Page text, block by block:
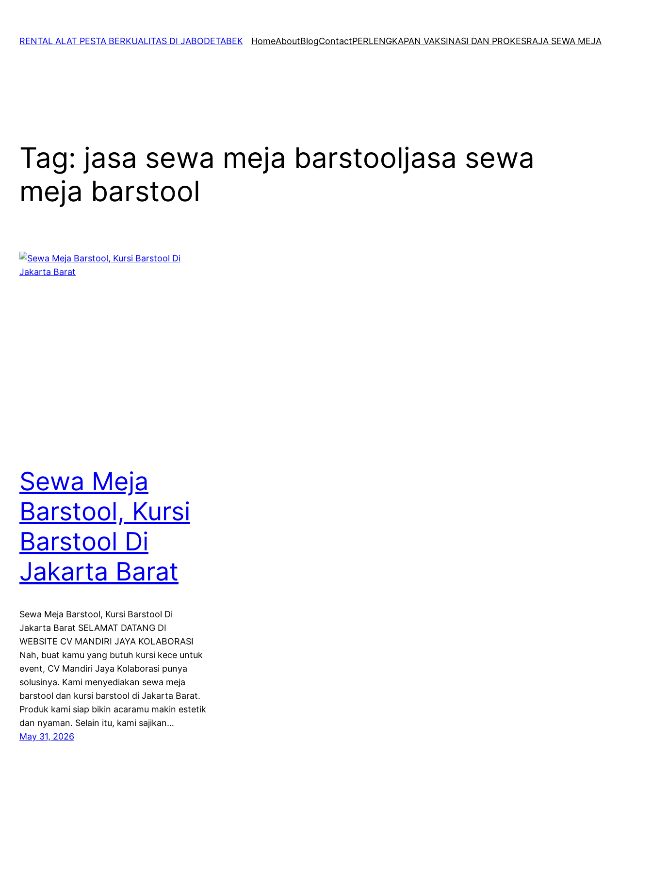
RENTAL ALAT PESTA BERKUALITAS DI JABODETABEK HomeAboutBlogContactPERLENGKAPAN VAKSINASI DAN PROKESRAJA SEWA MEJA
Tag: jasa sewa meja barstooljasa sewa
meja barstool
Sewa Meja
Barstool, Kursi
Barstool Di
Jakarta Barat
Sewa Meja Barstool, Kursi Barstool Di
Jakarta Barat SELAMAT DATANG DI
WEBSITE CV MANDIRI JAYA KOLABORASI
Nah, buat kamu yang butuh kursi kece untuk
event, CV Mandiri Jaya Kolaborasi punya
solusinya. Kami menyediakan sewa meja
barstool dan kursi barstool di Jakarta Barat.
Produk kami siap bikin acaramu makin estetik
dan nyaman. Selain itu, kami sajikan…
May 31, 2026